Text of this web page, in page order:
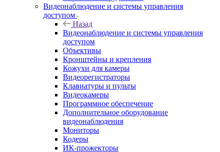
Видеонаблюдение и системы управления
доступом
Назад
Видеонаблюдение и системы управления
доступом
Объективы
Кронштейны и крепления
Кожухи для камеры
Видеорегистраторы
Клавиатуры и пульты
Видеокамеры
Программное обеспечение
Дополнительное оборудование
видеонаблюдения
Мониторы
Кодеры
ИК-прожекторы